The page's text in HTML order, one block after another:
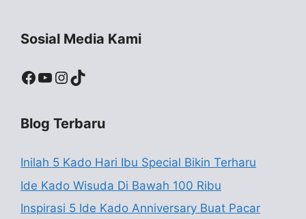
Sosial Media Kami
Facebook
YouTube
Instagram
TikTok
Blog Terbaru
Inilah 5 Kado Hari Ibu Special Bikin Terharu
Ide Kado Wisuda Di Bawah 100 Ribu
Inspirasi 5 Ide Kado Anniversary Buat Pacar